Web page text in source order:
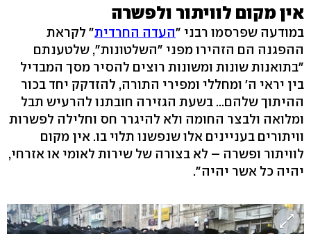
אין מקום לוויתור ולפשרה
במודעה שפרסמו רבני "העדה החרדית" לקראת
ההפגנה הם הזהירו מפני "השלטונות", שלטענתם
"בתואנות שונות ומשונות רוצים להסיר מסך המבדיל
בין יראי ה' ומחללי ומפירי התורה, להזדקק יחד בכור
ההיתוך שלהם... בשעת הגזירה חובתנו להרעיש תבל
ומלואה ולבצר החומה ולא להיגרר חס וחלילה לפשרות
וויתורים בעניינים אלו שנפשנו תלוי בו. אין מקום
לוויתור ופשרה – לא בצורה של שירות לאומי או אזרחי,
יהיה כל אשר יהיה".